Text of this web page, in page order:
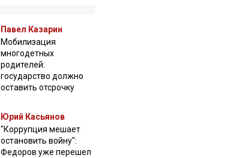
Павел Казарин
Мобилизация
многодетных
родителей:
государство должно
оставить отсрочку
Юрий Касьянов
"Коррупция мешает
остановить войну":
Федоров уже перешел